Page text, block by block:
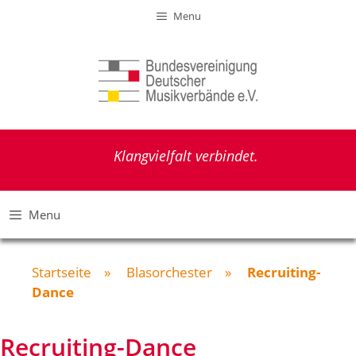
Menu
Klangvielfalt verbindet.
Menu
Startseite » Blasorchester » Recruiting-
Dance
Recruiting-Dance